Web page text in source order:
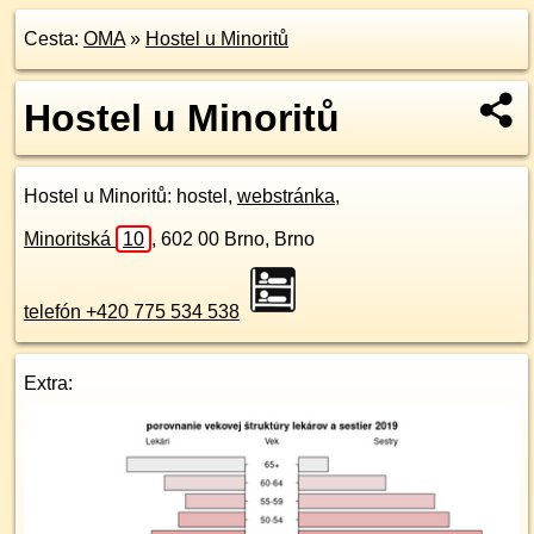
Cesta: OMA» Hostel u Minoritů
Hostel u Minoritů
Hostel u Minoritů: hostel, webstránka,
Minoritská 10 , 602 00 Brno, Brno
telefón +420 775 534 538
Extra: